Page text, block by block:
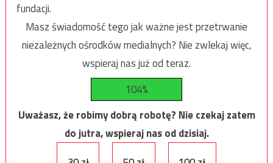
fundacji.
Masz świadomość tego jak ważne jest przetrwanie
niezależnych ośrodków medialnych? Nie zwlekaj więc,
wspieraj nas już od teraz.
104%
Uważasz, że robimy dobrą robotę? Nie czekaj zatem
do jutra, wspieraj nas od dzisiaj.